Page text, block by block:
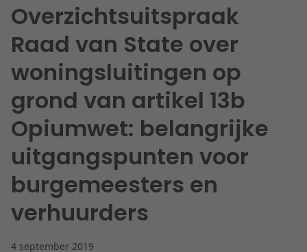
Fiscaal
Arbeid & Pensioen
IT & Privacy
IE & Innovatie
Herstructurering & Insolventie
Dichtbij een toekomstbestendige zorg
Lees meer
Artikelen
Klantcases
Events
Specialisten
Over ons
Over Dirkzwager
Internationale partners
Werken bij
Contact
Overzichtsuitspraak
Raad van State over
woningsluitingen op
grond van artikel 13b
Opiumwet: belangrijke
uitgangspunten voor
burgemeesters en
verhuurders
4 september 2019